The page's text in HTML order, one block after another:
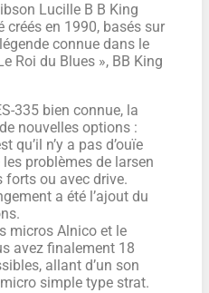
Lucille B B King
créés en 1990, basés sur
connue dans le
Roi du Blues », BB King
335 bien connue, la
nouvelles options :
qu’il n’y a pas d’ouïe
problèmes de larsen
forts ou avec drive.
a été l’ajout du
micros Alnico et le
avez finalement 18
allant d’un son
simple type strat.